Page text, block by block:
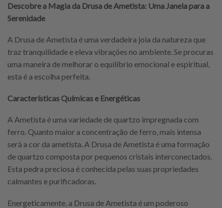
Descobre a Magia da Drusa de Ametista: Uma Janela para a
Serenidade
A Drusa de Ametista é uma verdadeira joia da natureza que
traz tranquilidade e eleva vibrações no ambiente. Se procuras
uma maneira de melhorar o equilíbrio emocional e espiritual,
esta é a escolha perfeita.
Características Químicas e Energéticas
A Ametista é uma variedade de quartzo impregnada com
ferro. Quanto maior a concentração de ferro, mais intensa
será a cor da ametista. A Drusa de Ametista é uma formação
de quartzo composta por pequenos cristais interconectados.
Esta pedra preciosa é conhecida pelas suas propriedades
calmantes e purificadoras.
Energeticamente, a Drusa de Ametista é um poderoso